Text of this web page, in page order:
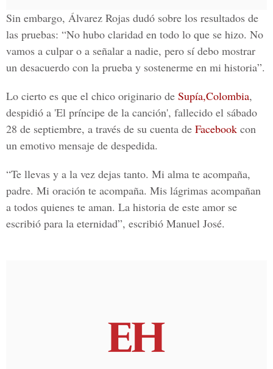
Sin embargo, Álvarez Rojas dudó sobre los resultados de
las pruebas: “No hubo claridad en todo lo que se hizo. No
vamos a culpar o a señalar a nadie, pero sí debo mostrar
un desacuerdo con la prueba y sostenerme en mi historia”.
Lo cierto es que el chico originario de Supía,Colombia,
despidió a 'El príncipe de la canción', fallecido el sábado
28 de septiembre, a través de su cuenta de Facebook con
un emotivo mensaje de despedida.
“Te llevas y a la vez dejas tanto. Mi alma te acompaña,
padre. Mi oración te acompaña. Mis lágrimas acompañan
a todos quienes te aman. La historia de este amor se
escribió para la eternidad”, escribió Manuel José.